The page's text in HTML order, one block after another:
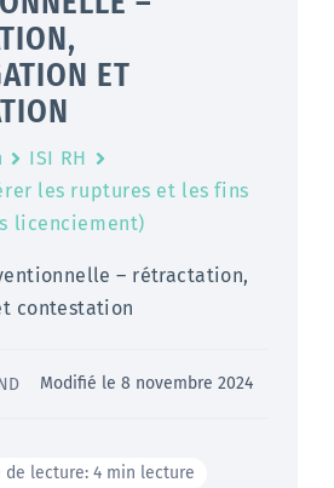
ET
ISI RH
les ruptures et les fins
licenciement)
– rétractation,
contestation
Modifié le 8 novembre 2024
de lecture: 4 min lecture